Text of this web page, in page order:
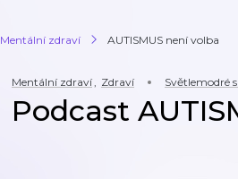
Mentální zdraví AUTISMUS není volba
Mentální zdraví, Zdraví Světlemodré
Podcast